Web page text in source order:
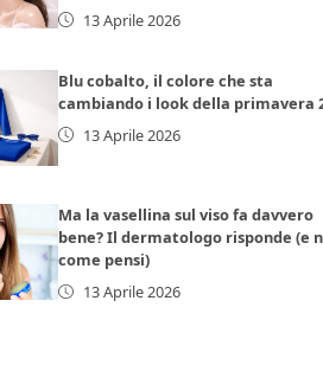
13 Aprile 2026
Blu cobalto, il colore che sta
cambiando i look della primavera
13 Aprile 2026
Ma la vasellina sul viso fa davvero
bene? Il dermatologo risponde (e
come pensi)
13 Aprile 2026